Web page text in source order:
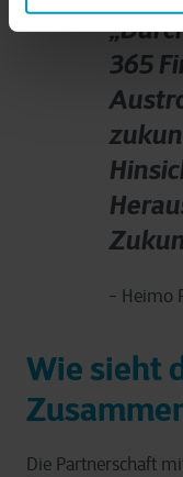
365
- Heimo
Wie sieht
Die Partnerschaft